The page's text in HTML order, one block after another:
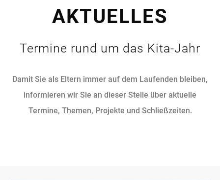
AKTUELLES
Termine rund um das Kita-Jahr
Damit Sie als Eltern immer auf dem Laufenden bleiben,
informieren wir Sie an dieser Stelle über aktuelle
Termine, Themen, Projekte und Schließzeiten.